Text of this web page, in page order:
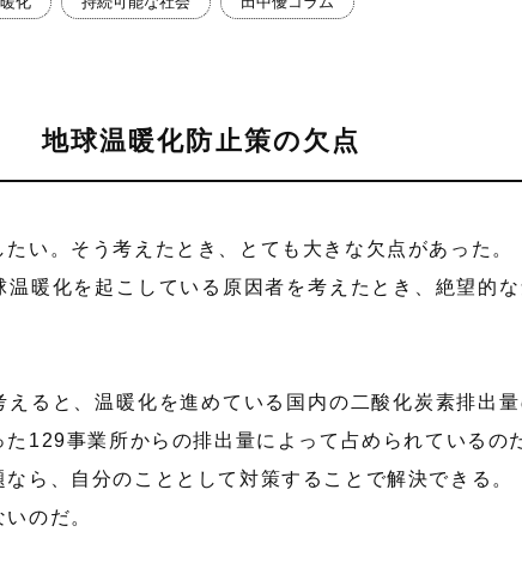
地球温暖化防止策の欠点
い。そう考えたとき、とても大きな欠点があった。
温暖化を起こしている原因者を考えたとき、絶望的な
ると、温暖化を進めている国内の二酸化炭素排出量
129事業所からの排出量によって占められているの
ら、自分のこととして対策することで解決できる。
のだ。